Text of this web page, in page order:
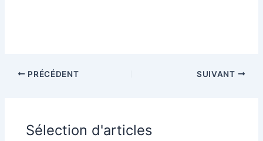
PRÉCÉDENT SUIVANT
Sélection d'articles